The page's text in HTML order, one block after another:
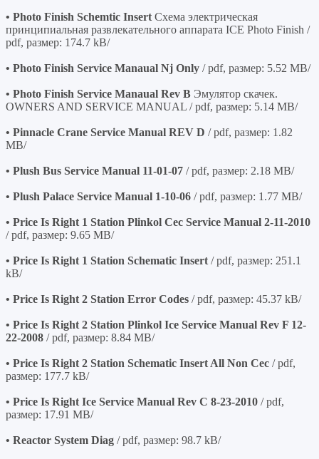
• Photo Finish Schemtic Insert Схема электрическая
принципиальная развлекательного аппарата ICE Photo Finish /
pdf, размер: 174.7 kB/
• Photo Finish Service Manaual Nj Only / pdf, размер: 5.52 MB/
• Photo Finish Service Manaual Rev B Эмулятор скачек.
OWNERS AND SERVICE MANUAL / pdf, размер: 5.14 MB/
• Pinnacle Crane Service Manual REV D / pdf, размер: 1.82
MB/
• Plush Bus Service Manual 11-01-07 / pdf, размер: 2.18 MB/
• Plush Palace Service Manual 1-10-06 / pdf, размер: 1.77 MB/
• Price Is Right 1 Station Plinkol Cec Service Manual 2-11-2010
/ pdf, размер: 9.65 MB/
• Price Is Right 1 Station Schematic Insert / pdf, размер: 251.1
kB/
• Price Is Right 2 Station Error Codes / pdf, размер: 45.37 kB/
• Price Is Right 2 Station Plinkol Ice Service Manual Rev F 12-
22-2008 / pdf, размер: 8.84 MB/
• Price Is Right 2 Station Schematic Insert All Non Cec / pdf,
размер: 177.7 kB/
• Price Is Right Ice Service Manual Rev C 8-23-2010 / pdf,
размер: 17.91 MB/
• Reactor System Diag / pdf, размер: 98.7 kB/